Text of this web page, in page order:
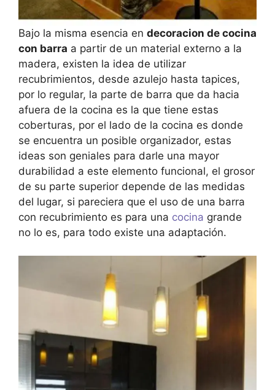
Bajo la misma esencia en decoracion de cocina
con barra a partir de un material externo a la
madera, existen la idea de utilizar
recubrimientos, desde azulejo hasta tapices,
por lo regular, la parte de barra que da hacia
afuera de la cocina es la que tiene estas
coberturas, por el lado de la cocina es donde
se encuentra un posible organizador, estas
ideas son geniales para darle una mayor
durabilidad a este elemento funcional, el grosor
de su parte superior depende de las medidas
del lugar, si pareciera que el uso de una barra
con recubrimiento es para una cocina grande
no lo es, para todo existe una adaptación.